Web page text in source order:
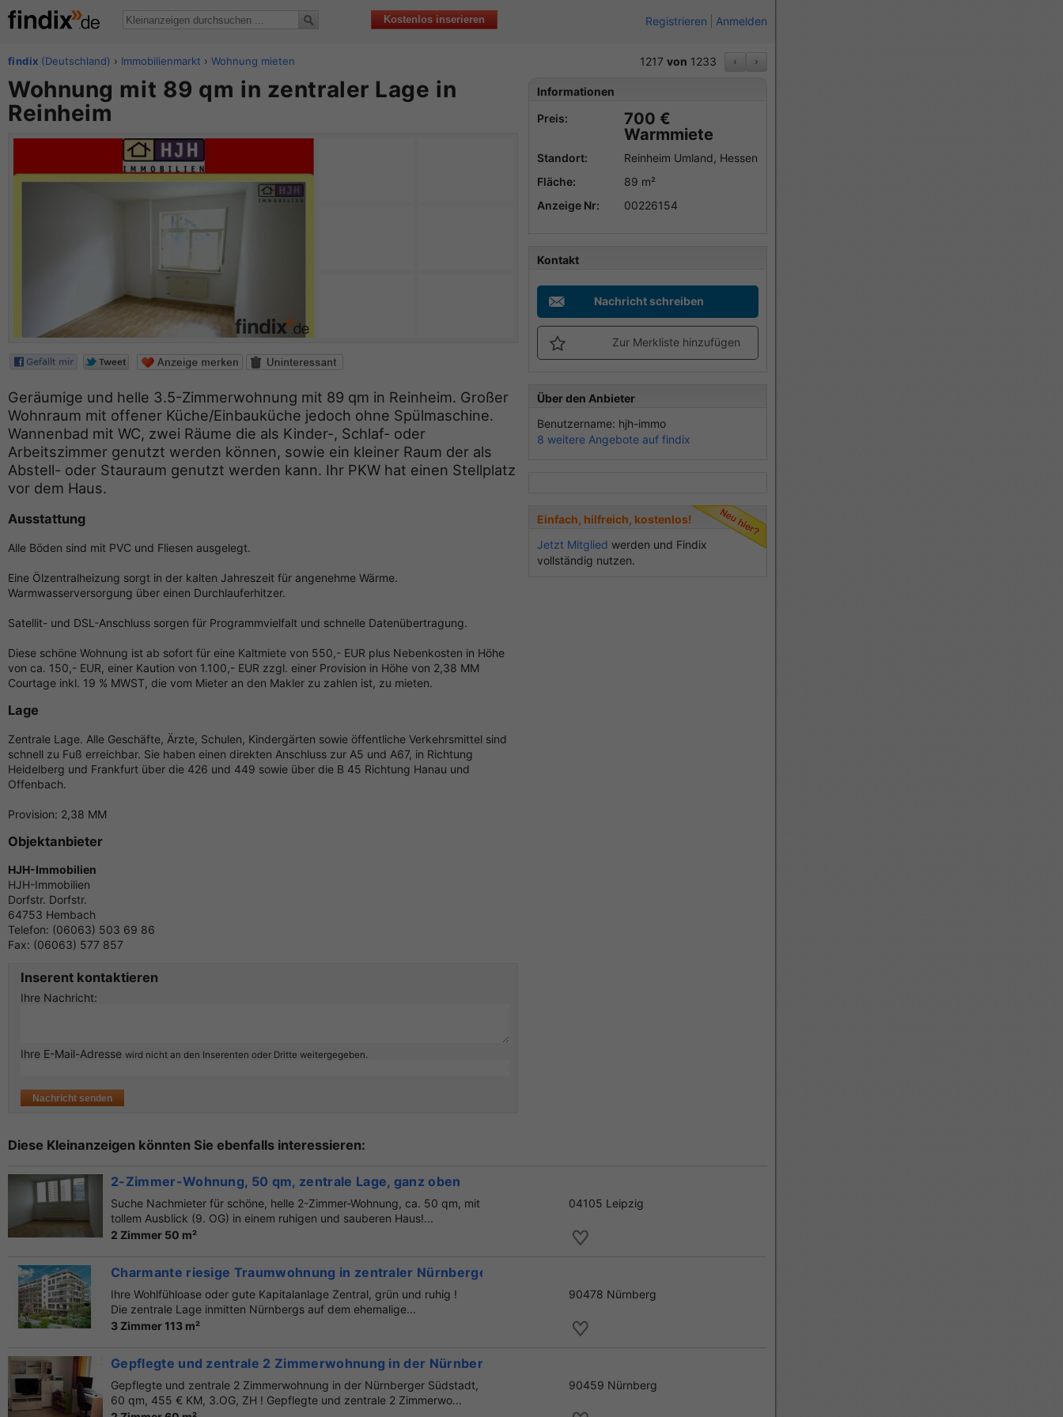
Kostenlos inserieren Registrieren Anmelden
findix (Deutschland) › Immobilienmarkt ›Wohnung mieten 1217 von 1233 ‹ ›
Wohnung mit 89 qm in zentraler Lage in
Reinheim
Geräumige und helle 3.5-Zimmerwohnung mit 89 qm in Reinheim. Großer
Wohnraum mit offener Küche/Einbauküche jedoch ohne Spülmaschine.
Wannenbad mit WC, zwei Räume die als Kinder-, Schlaf- oder
Arbeitszimmer genutzt werden können, sowie ein kleiner Raum der als
Abstell- oder Stauraum genutzt werden kann. Ihr PKW hat einen Stellplatz
vor dem Haus.
Ausstattung
Alle Böden sind mit PVC und Fliesen ausgelegt.
Eine Ölzentralheizung sorgt in der kalten Jahreszeit für angenehme Wärme.
Warmwasserversorgung über einen Durchlauferhitzer.
Satellit- und DSL-Anschluss sorgen für Programmvielfalt und schnelle Datenübertragung.
Diese schöne Wohnung ist ab sofort für eine Kaltmiete von 550,- EUR plus Nebenkosten in Höhe
von ca. 150,- EUR, einer Kaution von 1.100,- EUR zzgl. einer Provision in Höhe von 2,38 MM
Courtage inkl. 19 % MWST, die vom Mieter an den Makler zu zahlen ist, zu mieten.
Lage
Zentrale Lage. Alle Geschäfte, Ärzte, Schulen, Kindergärten sowie öffentliche Verkehrsmittel sind
schnell zu Fuß erreichbar. Sie haben einen direkten Anschluss zur A5 und A67, in Richtung
Heidelberg und Frankfurt über die 426 und 449 sowie über die B 45 Richtung Hanau und
Offenbach.
Provision: 2,38 MM
Objektanbieter
HJH-Immobilien
HJH-Immobilien
Dorfstr. Dorfstr.
64753 Hembach
Telefon: (06063) 503 69 86
Fax: (06063) 577 857
Inserent kontaktieren
Ihre Nachricht:
Ihre E-Mail-Adresse wird nicht an den Inserenten oder Dritte weitergegeben.
Informationen
Preis:
700 €
Warmmiete
Standort:
Reinheim Umland, Hessen
Fläche:
89 m²
Anzeige Nr:
00226154
Kontakt
Nachricht schreiben
Zur Merkliste hinzufügen
Über den Anbieter
Benutzername: hjh-immo
8 weitere Angebote auf findix
Einfach, hilfreich, kostenlos!
Jetzt Mitglied werden und Findix
vollständig nutzen.
Diese Kleinanzeigen könnten Sie ebenfalls interessieren:
2-Zimmer-Wohnung, 50 qm, zentrale Lage, ganz oben
Suche Nachmieter für schöne, helle 2-Zimmer-Wohnung, ca. 50 qm, mit
tollem Ausblick (9. OG) in einem ruhigen und sauberen Haus!...
2 Zimmer 50 m²
04105 Leipzig
Charmante riesige Traumwohnung in zentraler Nürnberger Lage
Ihre Wohlfühloase oder gute Kapitalanlage Zentral, grün und ruhig !
Die zentrale Lage inmitten Nürnbergs auf dem ehemalige...
3 Zimmer 113 m²
90478 Nürnberg
Gepflegte und zentrale 2 Zimmerwohnung in der Nürnberger Südstadt, 60 qm, 455 € KM, 3.OG, ZH !!
Gepflegte und zentrale 2 Zimmerwohnung in der Nürnberger Südstadt,
60 qm, 455 € KM, 3.OG, ZH ! Gepflegte und zentrale 2 Zimmerwo...
90459 Nürnberg